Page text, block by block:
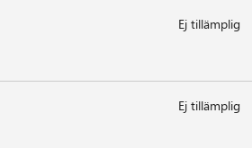
Ej tillämplig
Ej tillämplig